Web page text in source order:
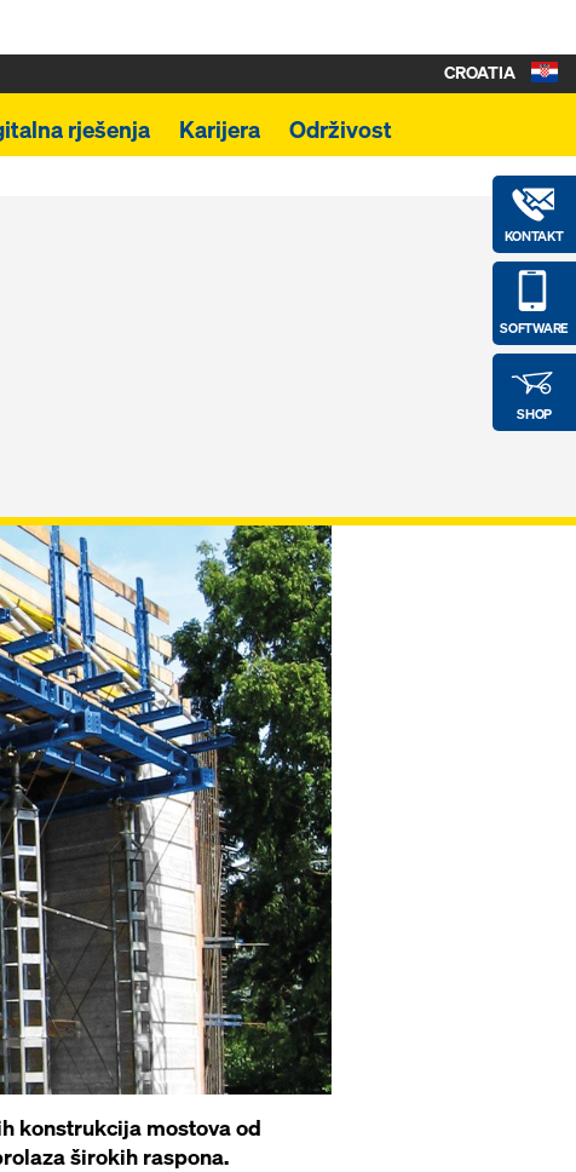
rješenja Karijera Održivost
KONTAKT
SOFTWARE
SHOP
CROATIA
konstrukcija mostova od
širokih raspona.